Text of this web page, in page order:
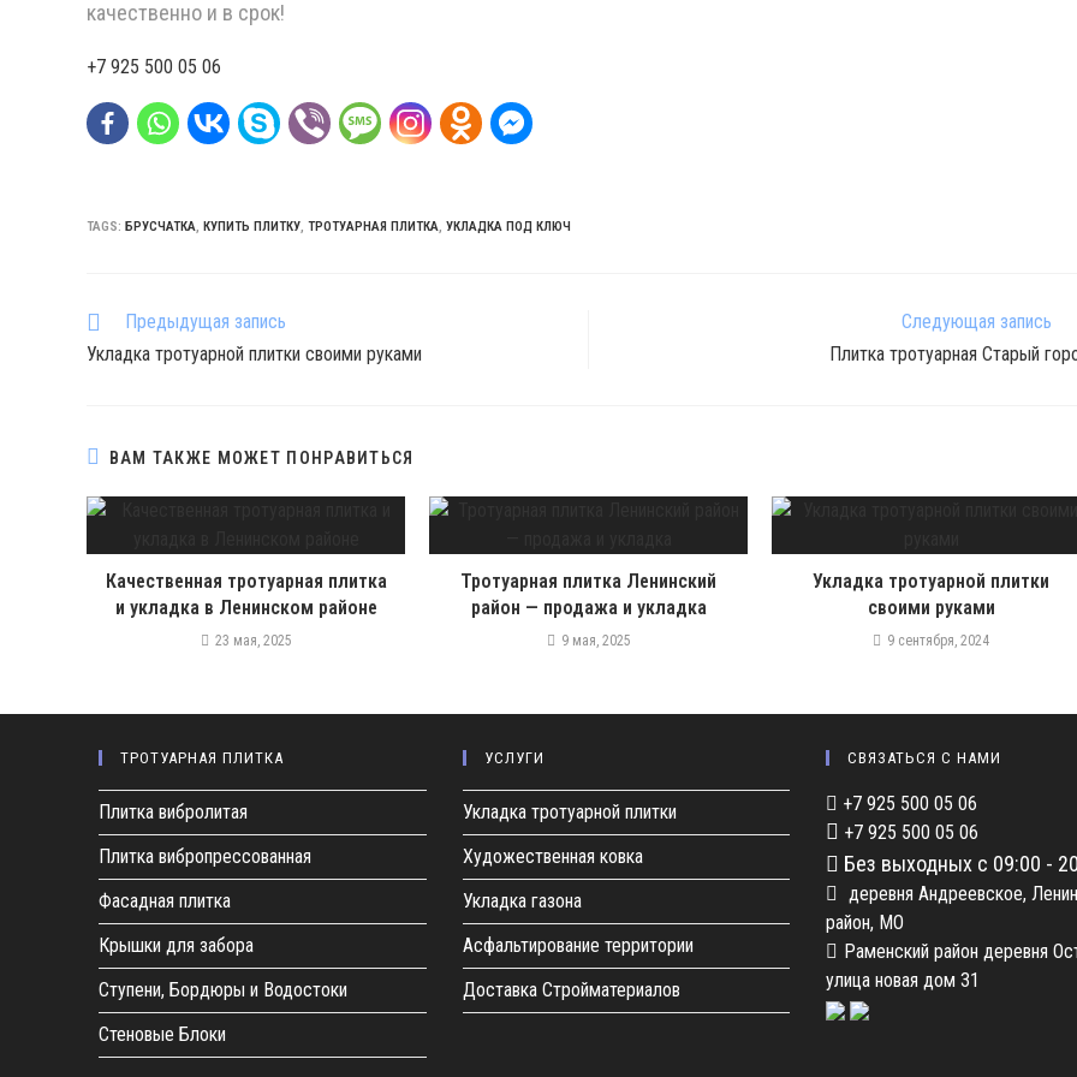
качественно и в срок!
+7 925 500 05 06
TAGS:БРУСЧАТКА, КУПИТЬ ПЛИТКУ, ТРОТУАРНАЯ ПЛИТКА, УКЛАДКА ПОД КЛЮЧ
П
р
о
л
и
н
и
е
Предыдущая запись
Укладка тротуарной плитки своими руками
Следующая запись
Плитка тротуарная Старый
ВАМ ТАКЖЕ МОЖЕТ ПОНРАВИТЬСЯ
Качественная тротуарная плитка
и укладка в Ленинском районе
23 мая, 2025
Тротуарная плитка Ленинский
район — продажа и укладка
9 мая, 2025
Укладка тротуарной плитки
своими руками
9 сентября, 2024
ТРОТУАРНАЯ ПЛИТКА
Плитка вибролитая
Плитка вибропрессованная
Фасадная плитка
Крышки для забора
Ступени, Бордюры и Водостоки
Стеновые Блоки
УСЛУГИ
Укладка тротуарной плитки
Художественная ковка
Укладка газона
Асфальтирование территории
Доставка Стройматериалов
СВЯЗАТЬСЯ С НАМИ
+7 925 500 05 06
+7 925 500 05 06
Без выходных с 09:00 -
деревня Андреевское,
район, МО
Раменский район деревня
улица новая дом 31